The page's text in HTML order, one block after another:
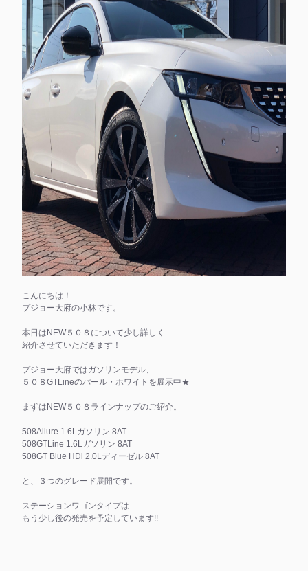
こんにちは！
プジョー大府の小林です。
本日はNEW５０８について少し詳しく
紹介させていただきます！
プジョー大府ではガソリンモデル、
５０８GTLineのパール・ホワイトを展示中★
まずはNEW５０８ラインナップのご紹介。
508Allure 1.6Lガソリン 8AT
508GTLine 1.6Lガソリン 8AT
508GT Blue HDi 2.0Lディーゼル 8AT
と、３つのグレード展開です。
ステーションワゴンタイプは
もう少し後の発売を予定しています!!